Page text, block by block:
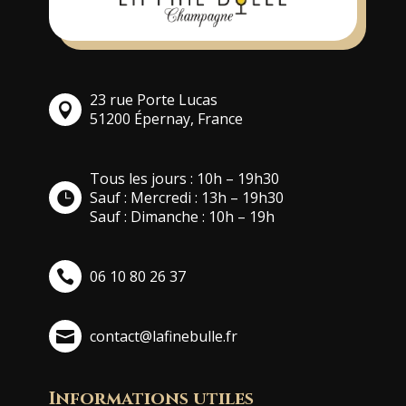
23 rue Porte Lucas
51200 Épernay, France
Tous les jours : 10h – 19h30
Sauf : Mercredi : 13h – 19h30
Sauf : Dimanche : 10h – 19h
06 10 80 26 37
contact@lafinebulle.fr
Informations utiles